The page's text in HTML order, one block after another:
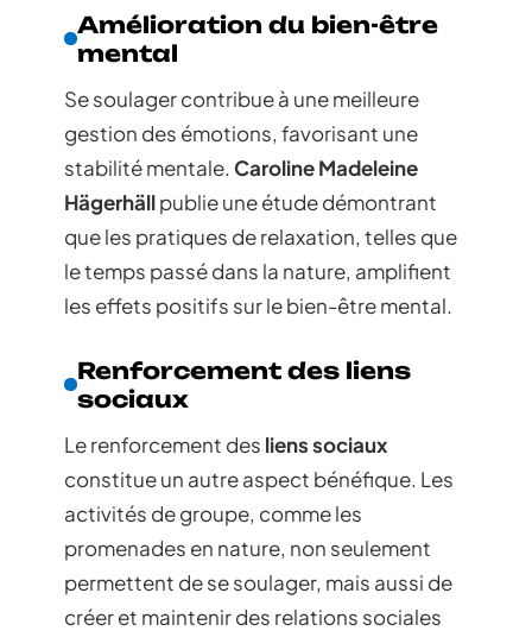
Amélioration du bien-être
mental
Se soulager contribue à une meilleure
gestion des émotions, favorisant une
stabilité mentale. Caroline Madeleine
Hägerhällpublie une étude démontrant
que les pratiques de relaxation, telles que
le temps passé dans la nature, amplifient
les effets positifs sur le bien-être mental.
Renforcement des liens
sociaux
Le renforcement des liens sociaux
constitue un autre aspect bénéfique. Les
activités de groupe, comme les
promenades en nature, non seulement
permettent de se soulager, mais aussi de
créer et maintenir des relations sociales